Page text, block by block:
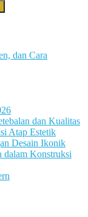
dan Cara
dan Kualitas
Atap Estetik
Desain Ikonik
dalam Konstruksi